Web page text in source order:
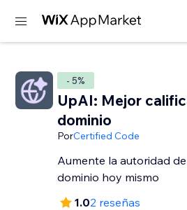
- 5%
UpAI: Mejor
dominio
PorCertified Code
Aumente la autoridad
dominio hoy mismo
1.02 reseñas